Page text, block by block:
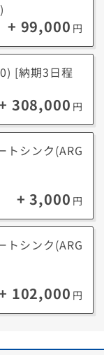
）のランク
TITANIUM
）のランク
リエイティブ系の
真編集など）を扱う
グ、大規模なゲー
業にオススメ。
編集、仮想化環境で
+ 99,000 円
[納期3日程
308,000 円
トシンク(ARG
+ 3,000 円
トシンク(ARG
102,000 円